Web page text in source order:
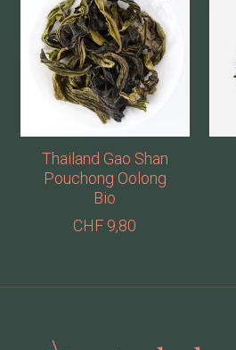
Thailand Gao Shan
Pouchong Oolong
Bio
CHF 9,80